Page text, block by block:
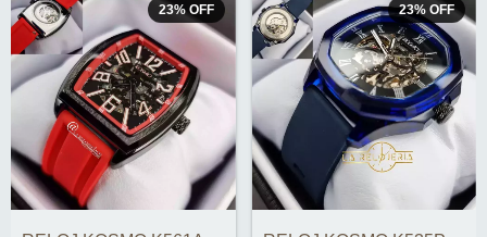
23% OFF 23% OFF